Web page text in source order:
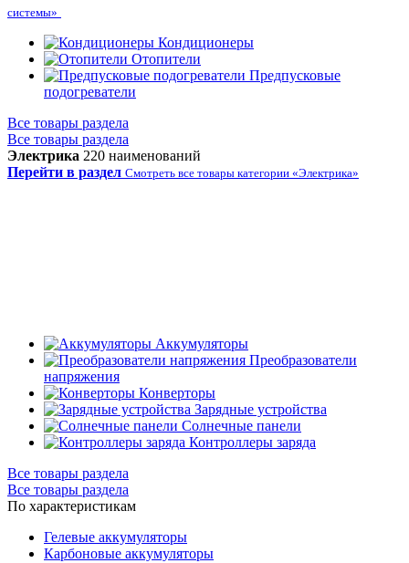
системы»
Кондиционеры
Отопители
Предпусковые
подогреватели
Все товары раздела
Все товары раздела
Электрика 220 наименований
Перейти в раздел Смотреть все товары категории «Электрика»
Аккумуляторы
Преобразователи
напряжения
Конверторы
Зарядные устройства
Солнечные панели
Контроллеры заряда
Все товары раздела
Все товары раздела
По характеристикам
Гелевые аккумуляторы
Карбоновые аккумуляторы